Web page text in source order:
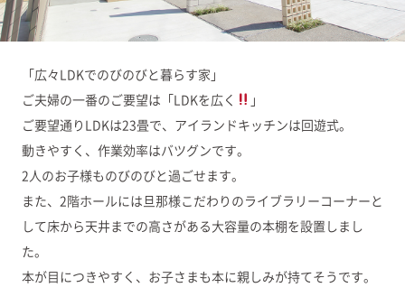
「広々LDKでのびのびと暮らす家」
ご夫婦の一番のご要望は「LDKを広く
」
ご要望通りLDKは23畳で、アイランドキッチンは回遊式。
動きやすく、作業効率はバツグンです。
2人のお子様ものびのびと過ごせます。
また、2階ホールには旦那様こだわりのライブラリーコーナーと
して床から天井までの高さがある大容量の本棚を設置しまし
た。
本が目につきやすく、お子さまも本に親しみが持てそうです。